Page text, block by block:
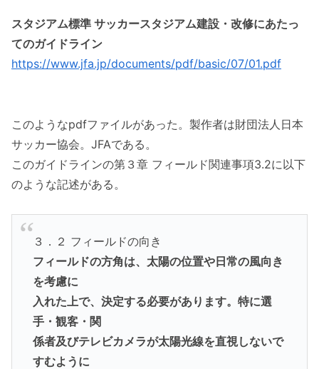
スタジアム標準 サッカースタジアム建設・改修にあたっ
てのガイドライン
https://www.jfa.jp/documents/pdf/basic/07/01.pdf
このようなpdfファイルがあった。製作者は財団法人日本
サッカー協会。JFAである。
このガイドラインの第３章 フィールド関連事項3.2に以下
のような記述がある。
３．２ フィールドの向き
フィールドの方角は、太陽の位置や日常の風向き
を考慮に
入れた上で、決定する必要があります。特に選
手・観客・関
係者及びテレビカメラが太陽光線を直視しないで
すむように